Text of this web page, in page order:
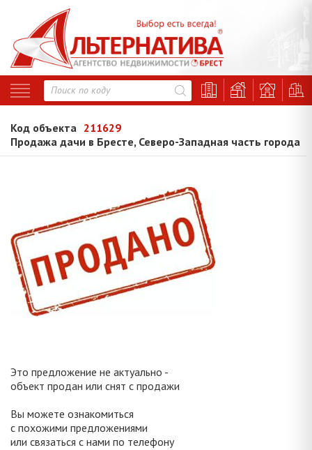
Код объекта 211629
Продажа дачи в Бресте, Северо-Западная часть города
Это предложение не актуально -
объект продан или снят с продажи
Вы можете ознакомиться
с похожими предложениями
или связаться с нами по телефону